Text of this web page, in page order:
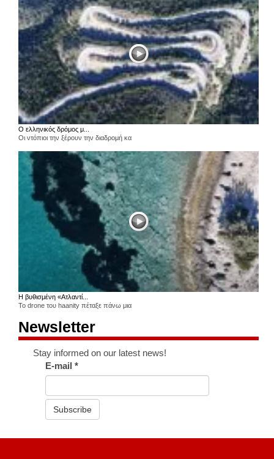
Ο ελληνικός δρόμος μ...
Οι ντόπιοι την ξέρουν την διαδρομή κα
Η βυθισμένη «Ατλαντί...
Το drone του haanity πέταξε πάνω μια
Newsletter
Stay informed on our latest news!
E-mail*
Subscribe